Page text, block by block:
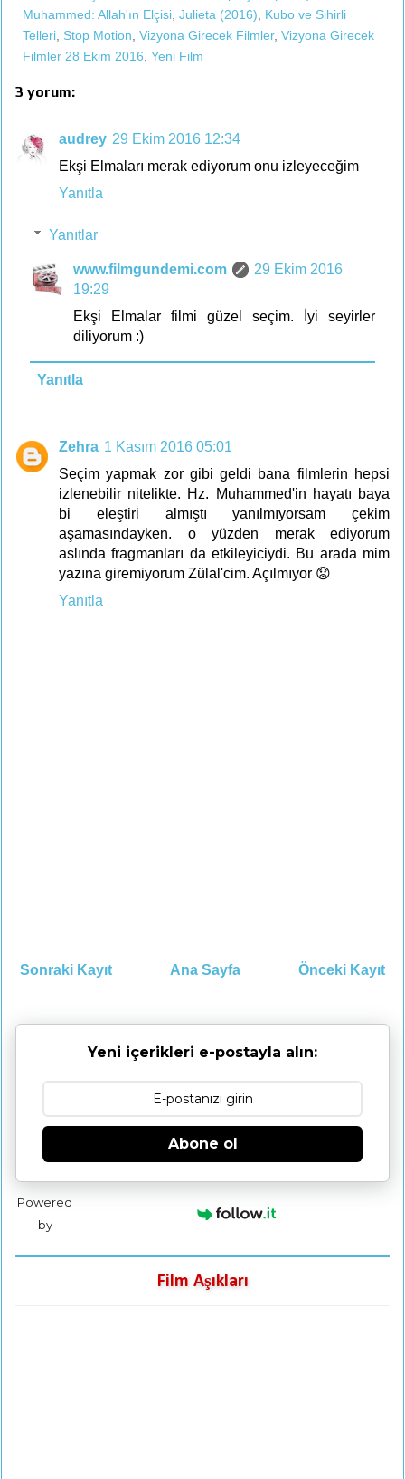
Muhammed: Allah'ın Elçisi Julieta (2016)
Kubo ve Sihirli
Telleri Stop Motion Vizyona Girecek Filmler, Vizyona Girecek
Filmler 28 Ekim 2016 Yeni Film
3 yorum:
audrey 29 Ekim 2016 12:34
Ekşi Elmaları merak ediyorum onu izleyeceğim
Yanıtla
Yanıtlar
www.filmgundemi.com
29 Ekim 2016
19:29
Ekşi Elmalar filmi güzel seçim. İyi seyirler
diliyorum :)
Yanıtla
Zehra 1 Kasım 2016 05:01
Seçim yapmak zor gibi geldi bana filmlerin hepsi
izlenebilir nitelikte. Hz. Muhammed'in hayatı baya
bi eleştiri almıştı yanılmıyorsam çekim
aşamasındayken. o yüzden merak ediyorum
aslında fragmanları da etkileyiciydi. Bu arada mim
yazına giremiyorum Zülal'cim. Açılmıyor 😟
Yanıtla
Sonraki Kayıt Önceki Kayıt
Ana Sayfa
Yeni içerikleri e-postayla alın:
Abone ol
Powered
by
Film Aşıkları